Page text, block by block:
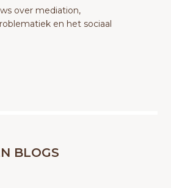
over mediation,
en het sociaal
BLOGS